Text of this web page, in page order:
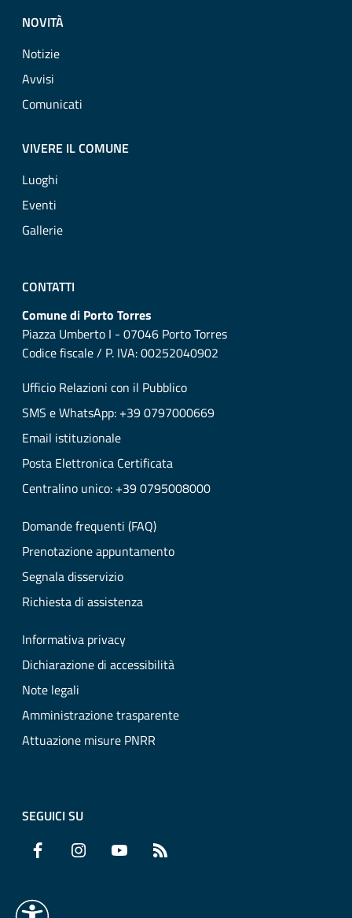
NOVITÀ
Notizie
Avvisi
Comunicati
VIVERE IL COMUNE
Luoghi
Eventi
Gallerie
CONTATTI
Comune di Porto Torres
Piazza Umberto I - 07046 Porto Torres
Codice fiscale / P. IVA: 00252040902
Ufficio Relazioni con il Pubblico
SMS e WhatsApp: +39 0797000669
Email istituzionale
Posta Elettronica Certificata
Centralino unico: +39 0795008000
Domande frequenti (FAQ)
Prenotazione appuntamento
Segnala disservizio
Richiesta di assistenza
Informativa privacy
Dichiarazione di accessibilità
Note legali
Amministrazione trasparente
Attuazione misure PNRR
SEGUICI SU
Facebook Instagram YouTube